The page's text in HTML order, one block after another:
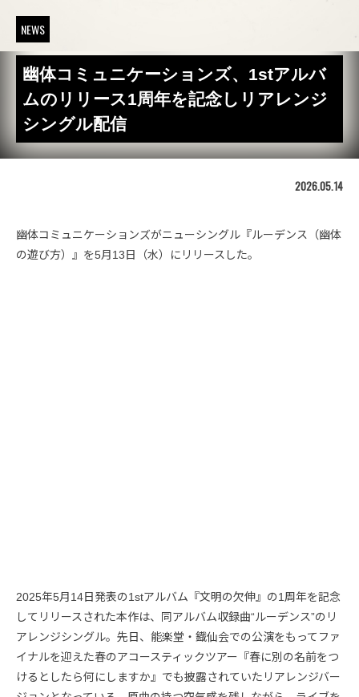
NEWS
幽体コミュニケーションズ、1stアルバ
ムのリリース1周年を記念しリアレンジ
シングル配信
2026.05.14
幽体コミュニケーションズがニューシングル『ルーデンス（幽体
の遊び方）』を5月13日（水）にリリースした。
2025年5月14日発表の1stアルバム『文明の欠伸』の1周年を記念
してリリースされた本作は、同アルバム収録曲“ルーデンス”のリ
アレンジシングル。先日、能楽堂・鐡仙会での公演をもってファ
イナルを迎えた春のアコースティックツアー『春に別の名前をつ
けるとしたら何にしますか』でも披露されていたリアレンジバー